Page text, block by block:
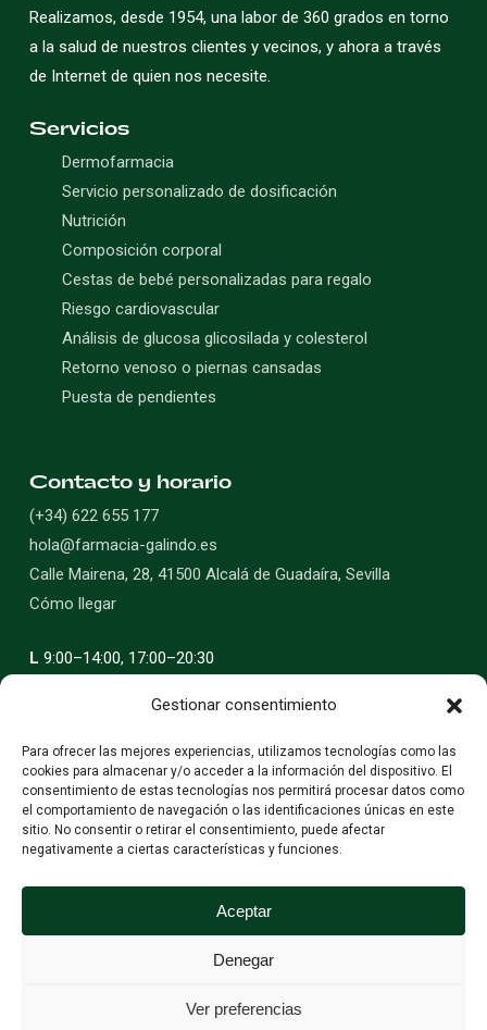
Gestionar consentimiento
Para ofrecer las mejores experiencias, utilizamos tecnologías como las
cookies para almacenar y/o acceder a la información del dispositivo. El
consentimiento de estas tecnologías nos permitirá procesar datos como
el comportamiento de navegación o las identificaciones únicas en este
sitio. No consentir o retirar el consentimiento, puede afectar
negativamente a ciertas características y funciones.
Aceptar
Denegar
Ver preferencias
Realizamos, desde 1954, una labor de 360 grados en torno
a la salud de nuestros clientes y vecinos, y ahora a través
de Internet de quien nos necesite.
Servicios
Dermofarmacia
Servicio personalizado de dosificación
Nutrición
Composición corporal
Cestas de bebé personalizadas para regalo
Riesgo cardiovascular
Análisis de glucosa glicosilada y colesterol
Retorno venoso o piernas cansadas
Puesta de pendientes
Contacto y horario
(+34) 622 655 177
hola@farmacia-galindo.es
Calle Mairena, 28, 41500 Alcalá de Guadaíra, Sevilla
Cómo llegar
L 9:00–14:00, 17:00–20:30
9:00–14:00, 17:00–20:30
J9:00–14:00, 17:00–20:30
V9:00–14:00, 17:00–20:30
S9:00–14:00
DCerrado
Encuentra farmacia de guardia en Alcalá de Guadaíra